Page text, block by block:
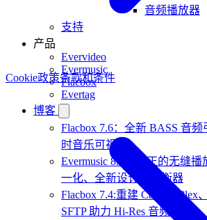
音频播放器
支持
产品
Evervideo
Evermusic
Flacbox
Evertag
博客
Flacbox 7.6：全新 BASS 音
时音乐可视化
Evermusic 8.7：真正的无缝
一化、全新设计的均衡器
Flacbox 7.4:重建 CarPlay,Plex
SFTP 助力 Hi-Res 音频
Cookie政策条款和条件